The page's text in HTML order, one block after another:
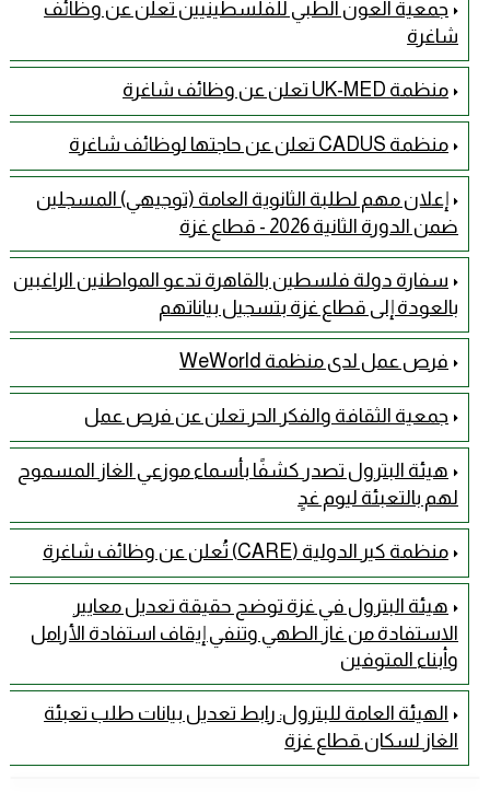
جمعية العون الطبي للفلسطينيين تعلن عن وظائف
شاغرة
منظمة UK-MED تعلن عن وظائف شاغرة
منظمة CADUS تعلن عن حاجتها لوظائف شاغرة
إعلان مهم لطلبة الثانوية العامة (توجيهي) المسجلين
ضمن الدورة الثانية 2026 - قطاع غزة
سفارة دولة فلسطين بالقاهرة تدعو المواطنين الراغبين
بالعودة إلى قطاع غزة بتسجيل بياناتهم
فرص عمل لدى منظمة WeWorld
جمعية الثقافة والفكر الحر تعلن عن فرص عمل
هيئة البترول تصدر كشفًا بأسماء موزعي الغاز المسموح
لهم بالتعبئة ليوم غدٍ
منظمة كير الدولية (CARE) تُعلن عن وظائف شاغرة
هيئة البترول في غزة توضح حقيقة تعديل معايير
الاستفادة من غاز الطهي وتنفي إيقاف استفادة الأرامل
وأبناء المتوفين
الهيئة العامة للبترول: رابط تعديل بيانات طلب تعبئة
الغاز لسكان قطاع غزة